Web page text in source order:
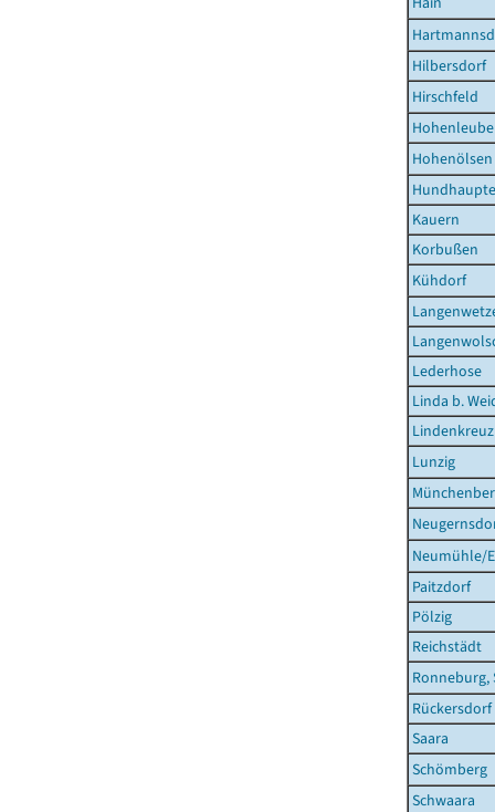
Hilbersdorf
Hirschfeld
Hohenölsen
Kauern
Korbußen
Kühdorf
Lederhose
Linda b.
Lindenkreuz
Lunzig
Neumühle/
Paitzdorf
Pölzig
Reichstädt
Ronneburg,
Rückersdorf
Saara
Schömberg
Schwaara